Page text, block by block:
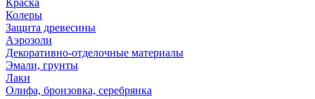
Краска
Колеры
Защита древесины
Аэрозоли
Декоративно-отделочные материалы
Эмали, грунты
Лаки
Олифа, бронзовка, серебрянка